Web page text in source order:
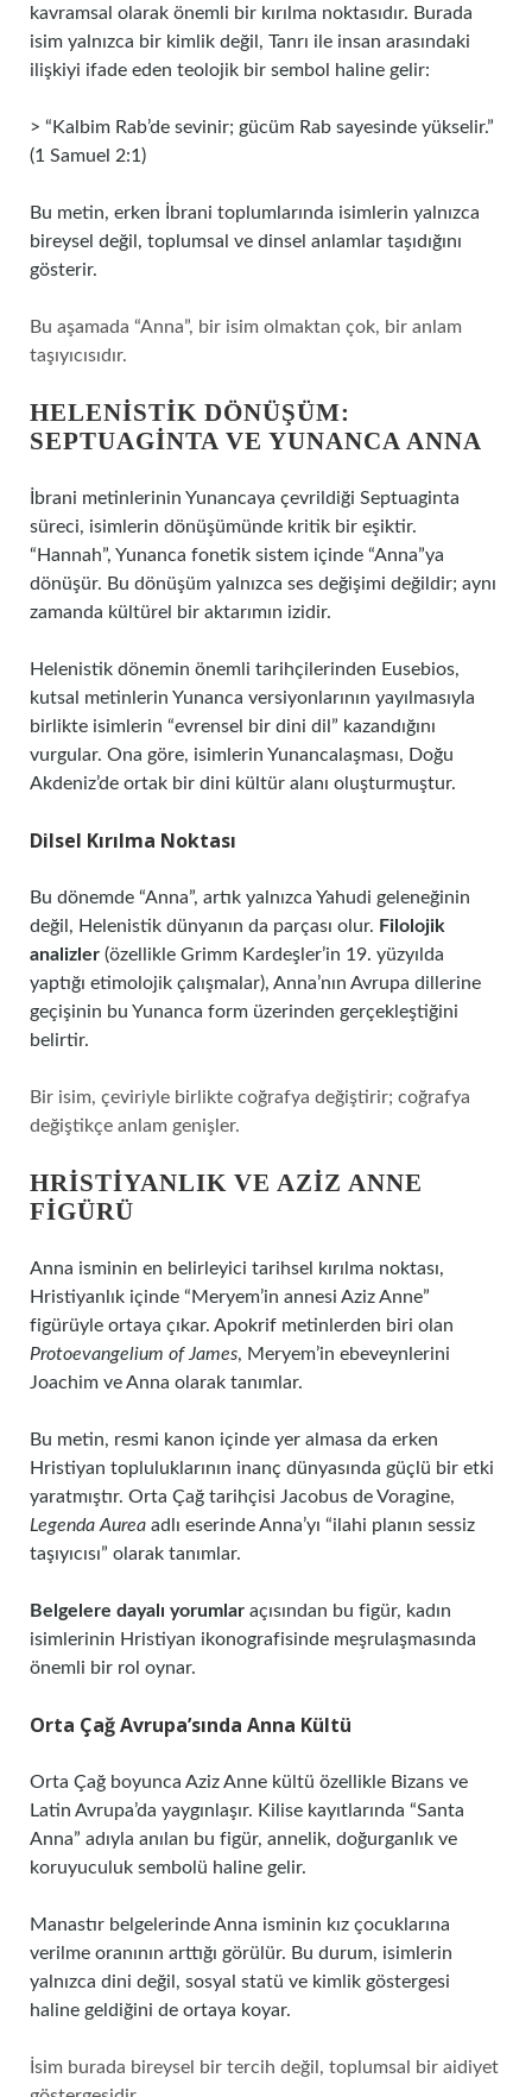
kavramsal olarak önemli bir kırılma noktasıdır. Burada
isim yalnızca bir kimlik değil, Tanrı ile insan arasındaki
ilişkiyi ifade eden teolojik bir sembol haline gelir:
> “Kalbim Rab’de sevinir; gücüm Rab sayesinde yükselir.”
(1 Samuel 2:1)
Bu metin, erken İbrani toplumlarında isimlerin yalnızca
bireysel değil, toplumsal ve dinsel anlamlar taşıdığını
gösterir.
Bu aşamada “Anna”, bir isim olmaktan çok, bir anlam
taşıyıcısıdır.
HELENISTIK DÖNÜŞÜM:
SEPTUAGINTA VE YUNANCA ANNA
İbrani metinlerinin Yunancaya çevrildiği Septuaginta
süreci, isimlerin dönüşümünde kritik bir eşiktir.
“Hannah”, Yunanca fonetik sistem içinde “Anna”ya
dönüşür. Bu dönüşüm yalnızca ses değişimi değildir; aynı
zamanda kültürel bir aktarımın izidir.
Helenistik dönemin önemli tarihçilerinden Eusebios,
kutsal metinlerin Yunanca versiyonlarının yayılmasıyla
birlikte isimlerin “evrensel bir dini dil” kazandığını
vurgular. Ona göre, isimlerin Yunancalaşması, Doğu
Akdeniz’de ortak bir dini kültür alanı oluşturmuştur.
Dilsel Kırılma Noktası
Bu dönemde “Anna”, artık yalnızca Yahudi geleneğinin
değil, Helenistik dünyanın da parçası olur. Filolojik
analizler (özellikle Grimm Kardeşler’in 19. yüzyılda
yaptığı etimolojik çalışmalar), Anna’nın Avrupa dillerine
geçişinin bu Yunanca form üzerinden gerçekleştiğini
belirtir.
Bir isim, çeviriyle birlikte coğrafya değiştirir; coğrafya
değiştikçe anlam genişler.
HRISTIYANLIK VE AZIZ ANNE
FIGÜRÜ
Anna isminin en belirleyici tarihsel kırılma noktası,
Hristiyanlık içinde “Meryem’in annesi Aziz Anne”
figürüyle ortaya çıkar. Apokrif metinlerden biri olan
Protoevangelium of James, Meryem’in ebeveynlerini
Joachim ve Anna olarak tanımlar.
Bu metin, resmi kanon içinde yer almasa da erken
Hristiyan topluluklarının inanç dünyasında güçlü bir etki
yaratmıştır. Orta Çağ tarihçisi Jacobus de Voragine,
Legenda Aurea adlı eserinde Anna’yı “ilahi planın sessiz
taşıyıcısı” olarak tanımlar.
Belgelere dayalı yorumlar açısından bu figür, kadın
isimlerinin Hristiyan ikonografisinde meşrulaşmasında
önemli bir rol oynar.
Orta Çağ Avrupa’sında Anna Kültü
Orta Çağ boyunca Aziz Anne kültü özellikle Bizans ve
Latin Avrupa’da yaygınlaşır. Kilise kayıtlarında “Santa
Anna” adıyla anılan bu figür, annelik, doğurganlık ve
koruyuculuk sembolü haline gelir.
Manastır belgelerinde Anna isminin kız çocuklarına
verilme oranının arttığı görülür. Bu durum, isimlerin
yalnızca dini değil, sosyal statü ve kimlik göstergesi
haline geldiğini de ortaya koyar.
İsim burada bireysel bir tercih değil, toplumsal bir aidiyet